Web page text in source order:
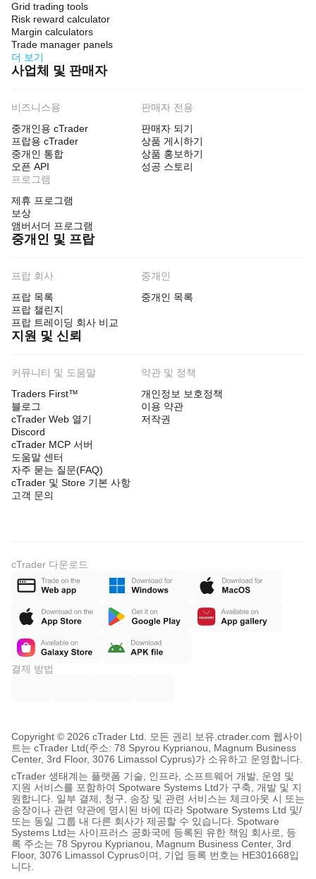
Grid trading tools
Risk reward calculator
Margin calculators
Trade manager panels
더 보기
사업체 및 판매자
비즈니스용
중개인용 cTrader
프랍용 cTrader
중개인 통합
오픈 API
판매자 전용
판매자 되기
상품 게시하기
상품 홍보하기
성공 스토리
프로그램
제휴 프로그램
보상
앰버서더 프로그램
중개인 및 프랍
프랍 회사
프랍 목록
프랍 챌린지
프랍 트레이딩 회사 비교
중개인
중개인 목록
지원 및 신뢰
커뮤니티 및 도움말
Traders First™
블로그
cTrader Web 열기
Discord
cTrader MCP 서버
도움말 센터
자주 묻는 질문(FAQ)
cTrader 및 Store 기본 사항
고객 문의
약관 및 정책
개인정보 보호정책
이용 약관
저작권
cTrader 다운로드
결제 방법
Copyright © 2026 cTrader Ltd. 모든 권리 보유. ctrader.com 웹사이
트는 cTrader Ltd(주소: 78 Spyrou Kyprianou, Magnum Business
Center, 3rd Floor, 3076 Limassol Cyprus)가 소유하고 운영합니다.
cTrader 생태계는 플랫폼 기술, 인프라, 소프트웨어 개발, 운영 및
지원 서비스를 포함하여 Spotware Systems Ltd가 구축, 개발 및 지
원합니다. 일부 결제, 청구, 송장 및 관련 서비스는 체크아웃 시 또는
송장이나 관련 약관에 명시된 바에 따라 Spotware Systems Ltd 및/
또는 동일 그룹 내 다른 회사가 제공할 수 있습니다. Spotware
Systems Ltd는 사이프러스 공화국에 등록된 유한 책임 회사로, 등
록 주소는 78 Spyrou Kyprianou, Magnum Business Center, 3rd
Floor, 3076 Limassol Cyprus이며, 기업 등록 번호는 HE301668입
니다.